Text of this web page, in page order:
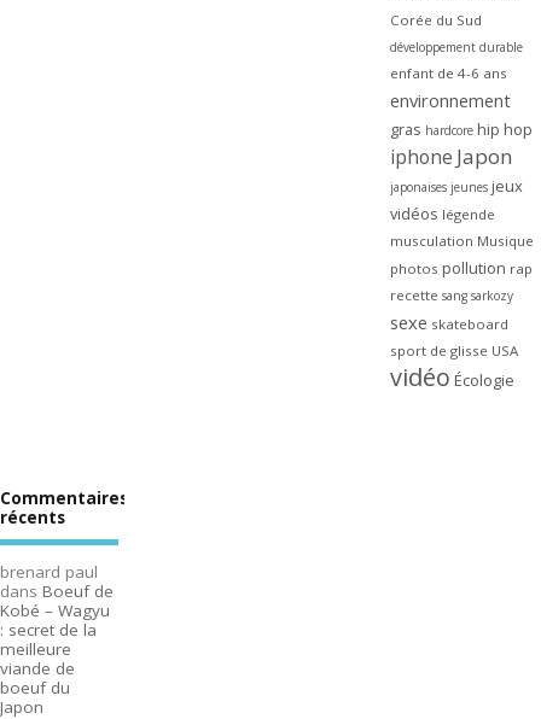
Corée du Sud
développement durable
enfant de 4-6 ans
environnement
gras hardcore hip hop
iphone Japon
japonaises jeunes jeux
vidéos légende
musculation Musique
photos pollution rap
recette sang sarkozy
sexe skateboard
sport de glisse USA
vidéo Écologie
Commentaires
récents
brenard paul
dans Boeuf de
Kobé – Wagyu
: secret de la
meilleure
viande de
boeuf du
Japon